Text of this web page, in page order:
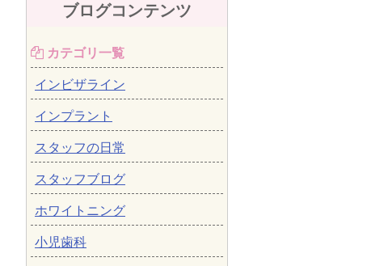
ブログコンテンツ
カテゴリ一覧
インビザライン
インプラント
スタッフの日常
スタッフブログ
ホワイトニング
小児歯科